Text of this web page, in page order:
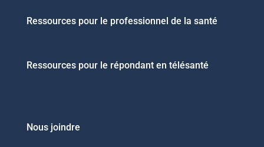
Ressources pour le professionnel de la santé
Ressources pour le répondant en télésanté
Nous joindre